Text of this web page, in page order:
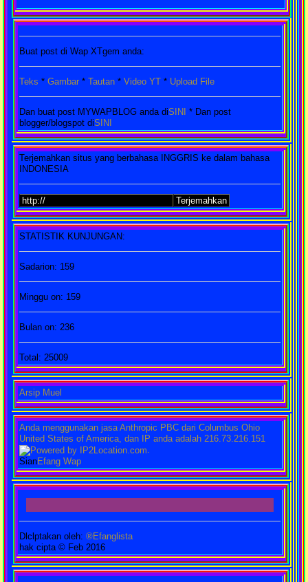
Buat post di Wap XTgem anda:
Teks * Gambar * Tautan * Video YT * Upload File
Dan buat post MYWAPBLOG anda diSINI * Dan post
blogger/blogspot diSINI
Terjemahkan situs yang berbahasa INGGRIS ke dalam bahasa
INDONESIA
STATISTIK KUNJUNGAN:
Sadarion: 159
Minggu on: 159
Bulan on: 236
Total: 25009
Arsip Muel
Anda menggunakan jasa Anthropic PBC dari Columbus Ohio
United States of America, dan IP anda adalah 216.73.216.151
.
SianEfang Wap
Dlclptakan oleh: ®Efanglista
hak cipta © Feb 2016